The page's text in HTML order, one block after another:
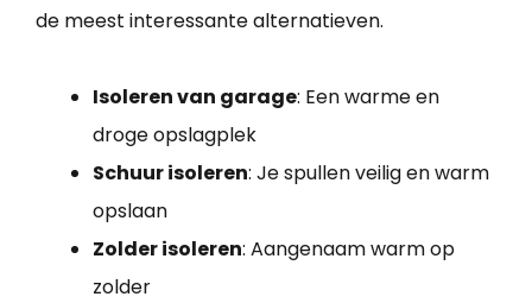
de meest interessante alternatieven.
Isoleren van garage: Een warme en
droge opslagplek
Schuur isoleren: Je spullen veilig en warm
opslaan
Zolder isoleren: Aangenaam warm op
zolder